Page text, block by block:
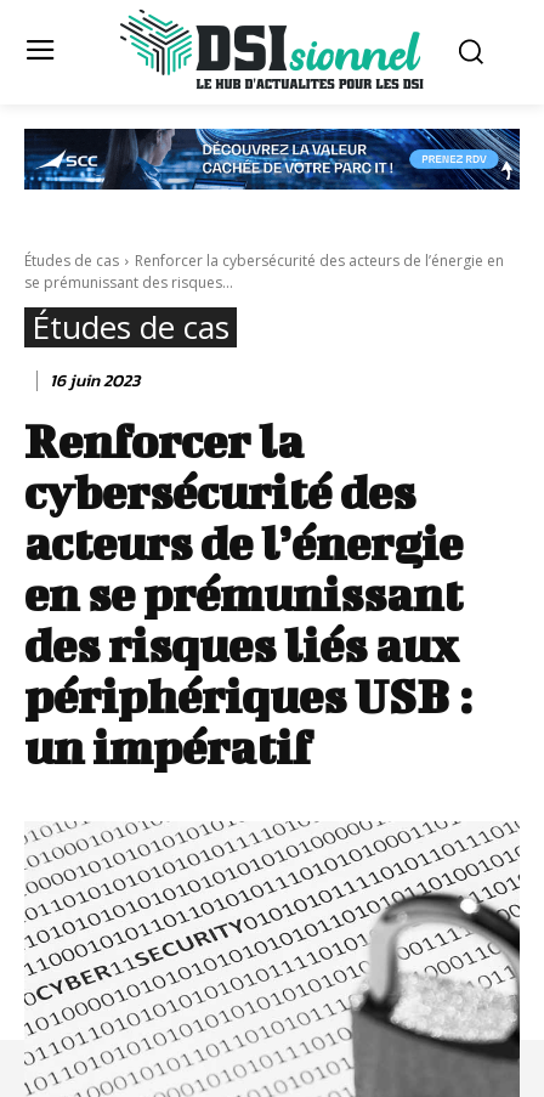
Études de cas
Renforcer la cybersécurité des acteurs de l’énergie en
se prémunissant des risques...
Études de cas
16 juin 2023
Renforcer la
cybersécurité des
acteurs de l’énergie
en se prémunissant
des risques liés aux
périphériques USB :
un impératif